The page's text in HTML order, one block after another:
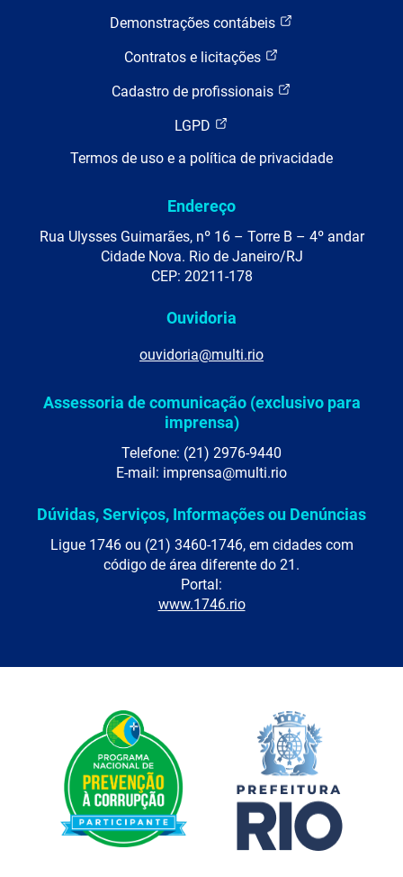
Demonstrações contábeis
Contratos e licitações
Cadastro de profissionais
LGPD
Termos de uso e a política de privacidade
Endereço
Rua Ulysses Guimarães, nº 16 – Torre B – 4º andar
Cidade Nova. Rio de Janeiro/RJ
CEP: 20211-178
Ouvidoria
ouvidoria@multi.rio
Assessoria de comunicação (exclusivo para
imprensa)
Telefone: (21) 2976-9440
E-mail: imprensa@multi.rio
Dúvidas, Serviços, Informações ou Denúncias
Ligue 1746 ou (21) 3460-1746, em cidades com
código de área diferente do 21.
Portal:
www.1746.rio